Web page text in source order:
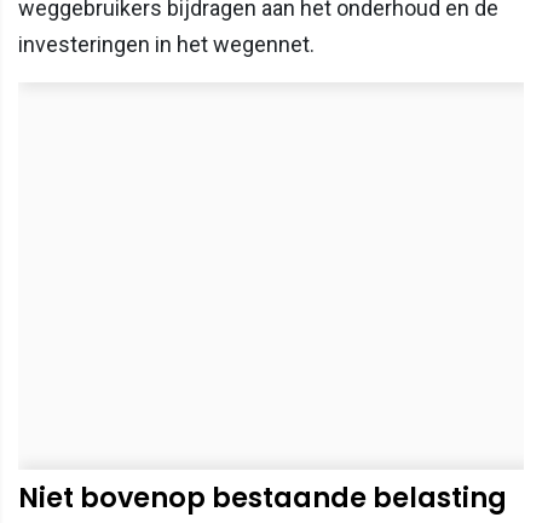
weggebruikers bijdragen aan het onderhoud en de
investeringen in het wegennet.
Niet bovenop bestaande belasting